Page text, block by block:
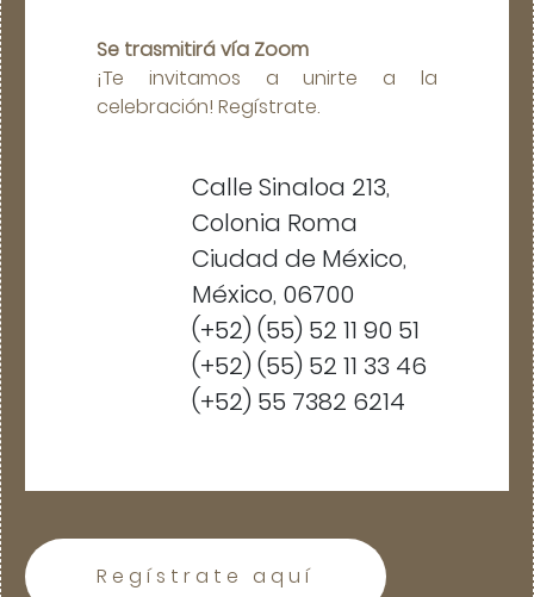
Se trasmitirá vía Zoom
¡Te invitamos a unirte a la
celebración! Regístrate.
Calle Sinaloa 213,
Colonia Roma
Ciudad de México,
México, 06700
(+52) (55) 52 11 90 51
(+52) (55) 52 11 33 46
(+52) 55 7382 6214
Regístrate aquí